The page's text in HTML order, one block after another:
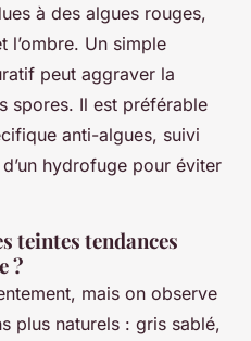
à des algues rouges,
l’ombre. Un simple
peut aggraver la
spores. Il est préférable
anti-algues, suivi
hydrofuge pour éviter
teintes tendances
?
mais on observe
plus naturels : gris sablé,